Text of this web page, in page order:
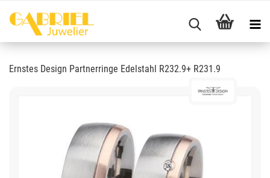
Ernstes Design Partnerringe Edelstahl R232.9+ R231.9